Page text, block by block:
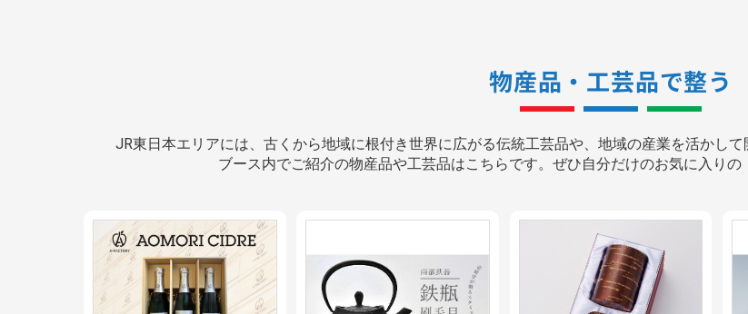
物産品・工芸品で整う
JR東日本エリアには、古くから地域に根付き世界に広がる伝統工芸品や、地域の産業を活かし
ブース内でご紹介の物産品や工芸品はこちらです。ぜひ自分だけのお気に入りの